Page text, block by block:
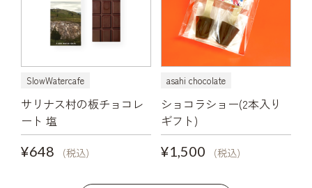
SlowWatercafe
サリナス村の板チョコレ
ート 塩
¥648
(税込)
asahi chocolate
ショコラショー(2本入り
ギフト)
¥1,500
(税込)